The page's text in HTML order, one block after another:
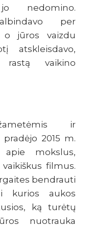
nedomino.
per
o jūros vaizdu
atskleisdavo,
rastą vaikino
ir
2015 m.
apie mokslus,
filmus.
bendrauti
kurios aukos
ką turėtų
nuotrauka